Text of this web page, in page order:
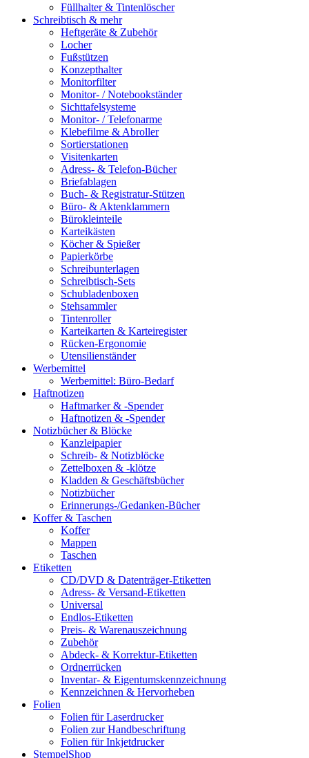
Füllhalter & Tintenlöscher
Schreibtisch & mehr
Heftgeräte & Zubehör
Locher
Fußstützen
Konzepthalter
Monitorfilter
Monitor- / Notebookständer
Sichttafelsysteme
Monitor- / Telefonarme
Klebefilme & Abroller
Sortierstationen
Visitenkarten
Adress- & Telefon-Bücher
Briefablagen
Buch- & Registratur-Stützen
Büro- & Aktenklammern
Bürokleinteile
Karteikästen
Köcher & Spießer
Papierkörbe
Schreibunterlagen
Schreibtisch-Sets
Schubladenboxen
Stehsammler
Tintenroller
Karteikarten & Karteiregister
Rücken-Ergonomie
Utensilienständer
Werbemittel
Werbemittel: Büro-Bedarf
Haftnotizen
Haftmarker & -Spender
Haftnotizen & -Spender
Notizbücher & Blöcke
Kanzleipapier
Schreib- & Notizblöcke
Zettelboxen & -klötze
Kladden & Geschäftsbücher
Notizbücher
Erinnerungs-/Gedanken-Bücher
Koffer & Taschen
Koffer
Mappen
Taschen
Etiketten
CD/DVD & Datenträger-Etiketten
Adress- & Versand-Etiketten
Universal
Endlos-Etiketten
Preis- & Warenauszeichnung
Zubehör
Abdeck- & Korrektur-Etiketten
Ordnerrücken
Inventar- & Eigentumskennzeichnung
Kennzeichnen & Hervorheben
Folien
Folien für Laserdrucker
Folien zur Handbeschriftung
Folien für Inkjetdrucker
StempelShop